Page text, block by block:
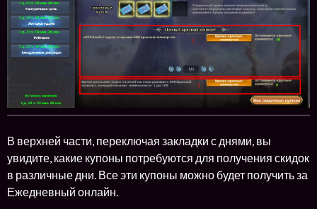
В верхней части, переключая закладки с днями, вы
увидите, какие купоны потребуются для получения скидок
в различные дни. Все эти купоны можно будет получить за
Ежедневный онлайн.